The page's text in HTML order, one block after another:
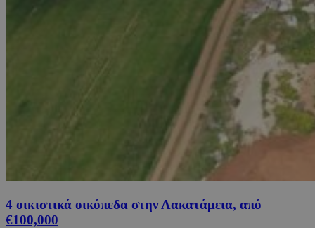
4 οικιστικά οικόπεδα στην Λακατάμεια, από
€100,000